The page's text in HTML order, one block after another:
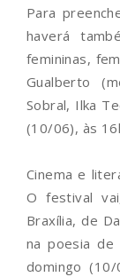
Para
haverá
femininas,
Gualberto
Sobral, Ilka
(10/06), às
Cinema e
O festival
Braxília, de
na poesia de
domingo